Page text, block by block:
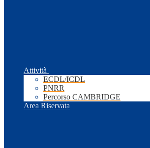
Attività
ECDL/ICDL
PNRR
Percorso CAMBRIDGE
Area Riservata